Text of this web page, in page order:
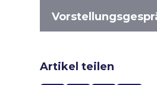
Artikel teilen